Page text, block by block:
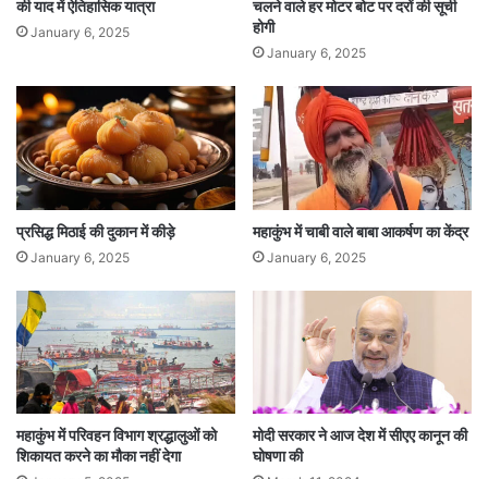
की याद में ऐतिहासिक यात्रा
January 6, 2025
चलने वाले हर मोटर बोट पर दरों की सूची
होगी
January 6, 2025
प्रसिद्ध मिठाई की दुकान में कीड़े
January 6, 2025
महाकुंभ में चाबी वाले बाबा आकर्षण का केंद्र
January 6, 2025
महाकुंभ में परिवहन विभाग श्रद्धालुओं को
शिकायत करने का मौका नहीं देगा
मोदी सरकार ने आज देश में सीएए कानून की
घोषणा की